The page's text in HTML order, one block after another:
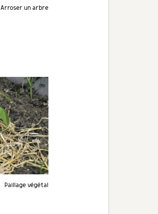
Arroser un arbre
Paillage végétal